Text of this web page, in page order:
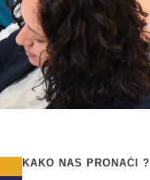
KAKO NAS PRONAĆI ?